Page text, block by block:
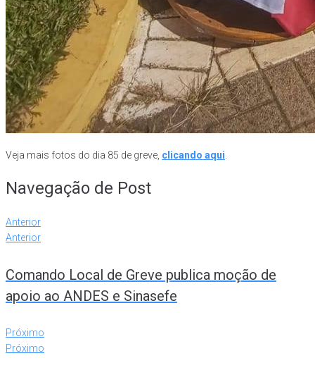
Veja mais fotos do dia 85 de greve, clicando aqui.
Navegação de Post
Anterior
Anterior
Comando Local de Greve publica moção de
apoio ao ANDES e Sinasefe
Próximo
Próximo